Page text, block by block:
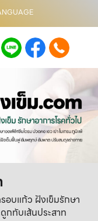
บแก้ว ฝังเข็มรักษา
กทับเส้นประสาท